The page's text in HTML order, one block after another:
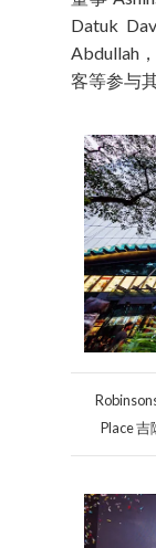
Datuk
Abdullah
客等参与
Place